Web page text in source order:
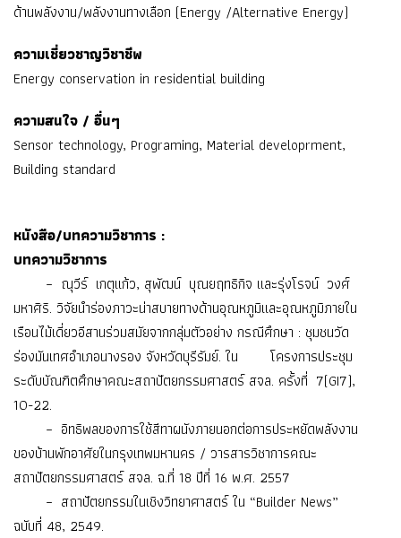
ด้านพลังงาน/พลังงานทางเลือก (Energy /Alternative Energy)
ความเชี่ยวชาญวิชาชีพ
Energy conservation in residential building
ความสนใจ / อื่นๆ
Sensor technology, Programing, Material developrment,
Building standard
หนังสือ/บทความวิชาการ :
บทความวิชาการ
– ณุวีร์ เกตุแก้ว, สุพัฒน์ บุณยฤทธิกิจ และรุ่งโรจน์ วงศ์
มหาศิริ. วิจัยนำร่องภาวะน่าสบายทางด้านอุณหภูมิและอุณหภูมิภายใน
เรือนไม้เดี่ยวอีสานร่วมสมัยจากกลุ่มตัวอย่าง กรณีศึกษา : ชุมชนวัด
ร่องมันเทศอำเภอนางรอง จังหวัดบุรีรัมย์. ใน โครงการประชุม
ระดับบัณฑิตศึกษาคณะสถาปัตยกรรมศาสตร์ สจล. ครั้งที่ 7(GI7),
10-22.
– อิทธิพลของการใช้สีทาผนังภายนอกต่อการประหยัดพลังงาน
ของบ้านพักอาศัยในกรุงเทพมหานคร / วารสารวิชาการคณะ
สถาปัตยกรรมศาสตร์ สจล. ฉ.ที่ 18 ปีที่ 16 พ.ศ. 2557
– สถาปัตยกรรมในเชิงวิทยาศาสตร์ ใน “Builder News”
ฉบับที่ 48, 2549.